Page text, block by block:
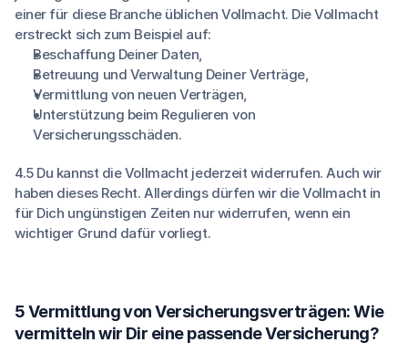
einer für diese Branche üblichen Vollmacht. Die Vollmacht
erstreckt sich zum Beispiel auf:
Beschaffung Deiner Daten,
Betreuung und Verwaltung Deiner Verträge,
Vermittlung von neuen Verträgen,
Unterstützung beim Regulieren von
Versicherungsschäden.
4.5 Du kannst die Vollmacht jederzeit widerrufen. Auch wir
haben dieses Recht. Allerdings dürfen wir die Vollmacht in
für Dich ungünstigen Zeiten nur widerrufen, wenn ein
wichtiger Grund dafür vorliegt.
5 Vermittlung von Versicherungsverträgen: Wie
vermitteln wir Dir eine passende Versicherung?